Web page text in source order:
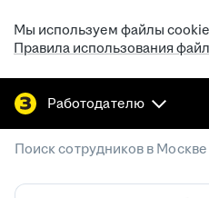
Мы используем файлы
Правила использования
Работодателю
Поиск сотрудников в Москве